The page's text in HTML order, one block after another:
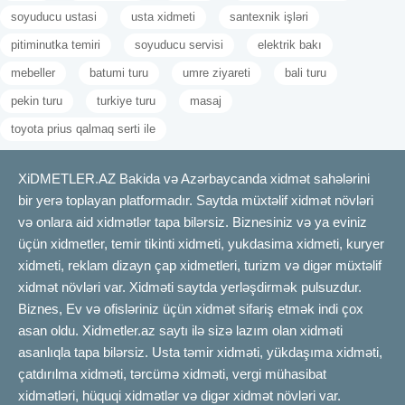
soyuducu ustasi usta xidmeti santexnik işləri
pitiminutka temiri soyuducu servisi elektrik bakı
mebeller batumi turu umre ziyareti bali turu
pekin turu turkiye turu masaj
toyota prius qalmaq serti ile
XiDMETLER.AZ Bakida və Azərbaycanda xidmət sahələrini
bir yerə toplayan platformadır. Saytda müxtəlif xidmət növləri
və onlara aid xidmətlər tapa bilərsiz. Biznesiniz və ya eviniz
üçün xidmetler, temir tikinti xidmeti, yukdasima xidmeti, kuryer
xidmeti, reklam dizayn çap xidmetleri, turizm və digər müxtəlif
xidmət növləri var. Xidməti saytda yerləşdirmək pulsuzdur.
Biznes, Ev və ofisləriniz üçün xidmət sifariş etmək indi çox
asan oldu. Xidmetler.az saytı ilə sizə lazım olan xidməti
asanlıqla tapa bilərsiz. Usta təmir xidməti, yükdaşıma xidməti,
çatdırılma xidməti, tərcümə xidməti, vergi mühasibat
xidmətləri, hüquqi xidmətlər və digər xidmət növləri var.